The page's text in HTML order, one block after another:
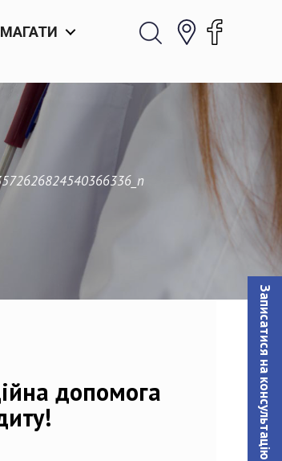
Записатися на консультацiю
допомога